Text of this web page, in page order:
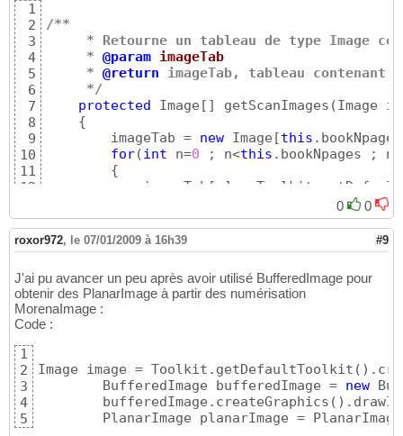
1
2
3
4
5
6
7
8
9
10
11
12
14
15
16
/**
* Retourne un tableau de type Image
* @param imageTab
* @return imageTab, tableau contenant
*/
protected
Image [ ] getScanImages (Image
{
        imageTab =
new Image [this .bookNpages
for(int n=0 ; n<this .bookNpages ;
{
            imageTab
[ ]
=
return imageTab;
}
0 0
roxor972, le 07/01/2009 à 16h39 #9
J'ai pu avancer un peu après avoir utilisé BufferedImage pour
obtenir des PlanarImage à partir des numérisation
MorenaImage :
Code :
1
2
3
4
5
Image image = Toolkit.getDefaultToolkit ( )
        BufferedImage bufferedImage =
new
        bufferedImage.createGraphics
( )
PlanarImage planarImage =